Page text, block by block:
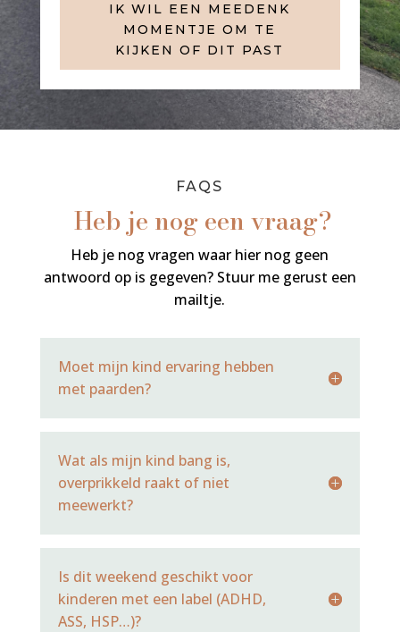
IK WIL EEN MEEDENK
MOMENTJE OM TE
KIJKEN OF DIT PAST
FAQS
Heb je nog een vraag?
Heb je nog vragen waar hier nog geen
antwoord op is gegeven? Stuur me gerust een
mailtje.
Moet mijn kind ervaring hebben
met paarden?
Wat als mijn kind bang is,
overprikkeld raakt of niet
meewerkt?
Is dit weekend geschikt voor
kinderen met een label (ADHD,
ASS, HSP…)?